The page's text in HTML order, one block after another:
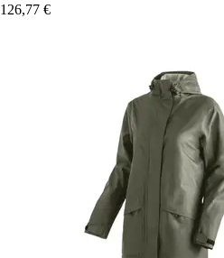
126,77 €